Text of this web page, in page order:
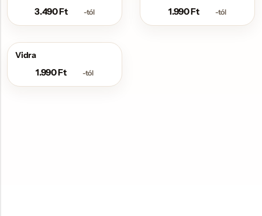
3.490Ft -tól 1.990Ft -tól
Vidra
1.990Ft -tól